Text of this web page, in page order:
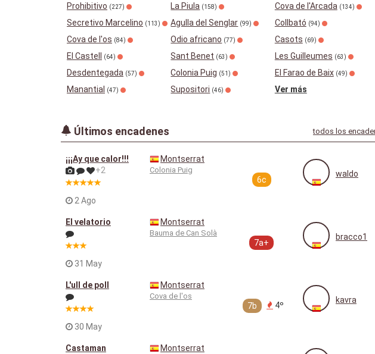
Prohibitivo (227) La Piula (158) Cova de l'Arcada (134)
Secretivo Marcelino (113) Agulla del Senglar (99) Collbató (94)
Cova de l'os (84) Odio africano (77) Casots (69)
El Castell (64) Sant Benet (63) Les Guilleumes (63)
Desdentegada (57) Colonia Puig (51) El Farao de Baix (49)
Manantial (47) Supositori (46) Ver más
Últimos encadenes todos los
¡¡¡Ay que calor!!!
+2
2 Ago
Montserrat
Colonia Puig
6c
waldo
El velatorio
31 May
Montserrat
Bauma de Can Solà
7a+
bracco1
L'ull de poll
30 May
Montserrat
Cova de l'os
7b 4º
kavra
Castaman Montserrat